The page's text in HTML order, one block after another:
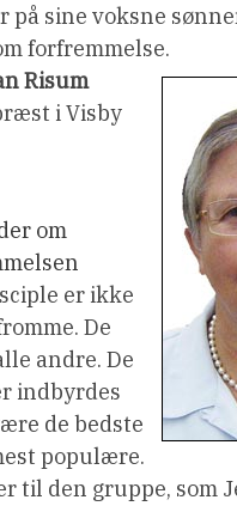
på sine voksne
forfremmelse.
Risum
i Visby
om
er ikke
De
andre. De
indbyrdes
de bedste
populære.
til den gruppe, som